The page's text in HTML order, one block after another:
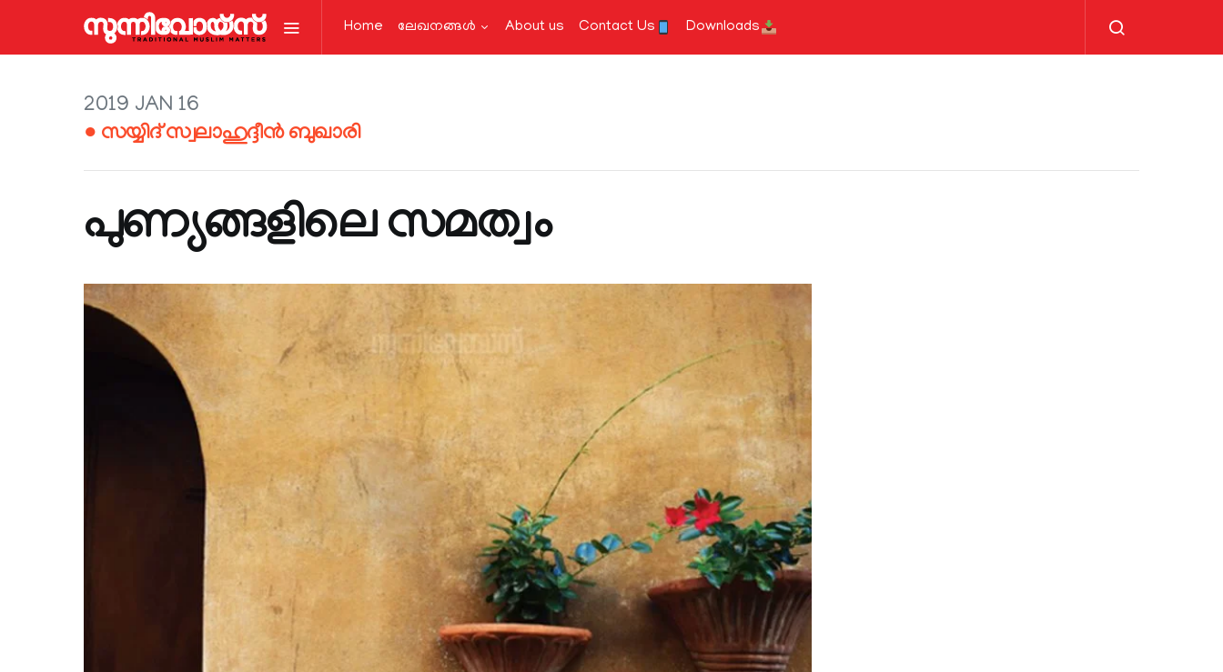
Home ലേഖനങ്ങള്‍ About us Contact Us Downloads
2019 JAN 16
● സയ്യിദ് സ്വലാഹുദ്ദീൻ ബുഖാരി
പുണ്യങ്ങളിലെ സമത്വം